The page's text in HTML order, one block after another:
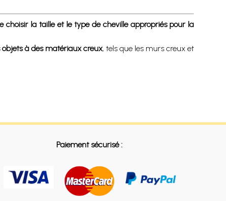
la taille et le type de cheville appropriés pour la
à des matériaux creux, tels que les murs creux et
Paiement sécurisé :